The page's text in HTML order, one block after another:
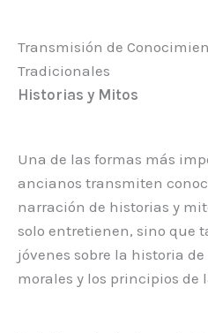
Transmisión de
Tradicionales
Historias y Mitos
Una de las formas más
ancianos transmiten
narración de historias y
solo entretienen, sino que
jóvenes sobre la historia
morales y los principios